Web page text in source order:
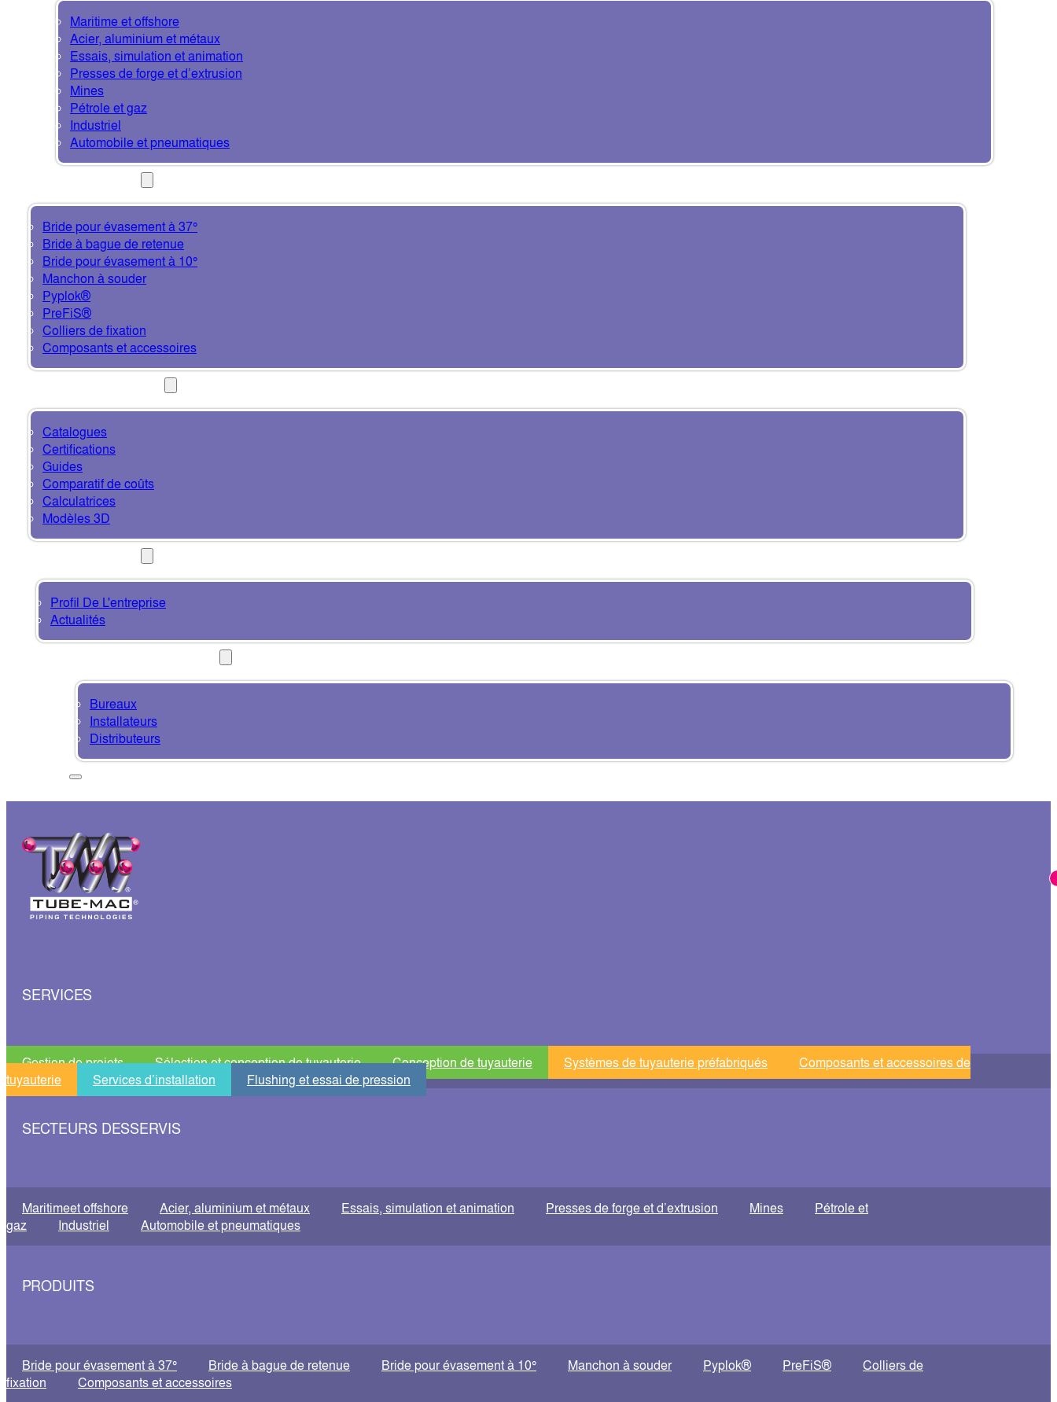
Maritime et offshore
Acier, aluminium et métaux
Essais, simulation et animation
Presses de forge et d’extrusion
Mines
Pétrole et gaz
Industriel
Automobile et pneumatiques
Bride pour évasement à 37°
Bride à bague de retenue
Bride pour évasement à 10°
Manchon à souder
Pyplok®
PreFiS®
Colliers de fixation
Composants et accessoires
Catalogues
Certifications
Guides
Comparatif de coûts
Calculatrices
Modèles 3D
Profil De L'entreprise
Actualités
Bureaux
Installateurs
Distributeurs
SERVICES
Gestion de projets Sélection et conception de tuyauterie Conception de tuyauterie Systèmes de tuyauterie préfabriqués
Composants et accessoires de
tuyauterie
Services d’installation Flushing et essai de pression
SECTEURS DESSERVIS
Maritimeet offshore Acier, aluminium et métaux Essais, simulation et animation Presses de forge et d’extrusion Mines
Pétrole et
gaz
Industriel Automobile et pneumatiques
PRODUITS
Bride pour évasement à 37° Bride à bague de retenue Bride pour évasement à 10° Manchon à souder Pyplok® PreFiS®
Colliers de
fixation
Composants et accessoires